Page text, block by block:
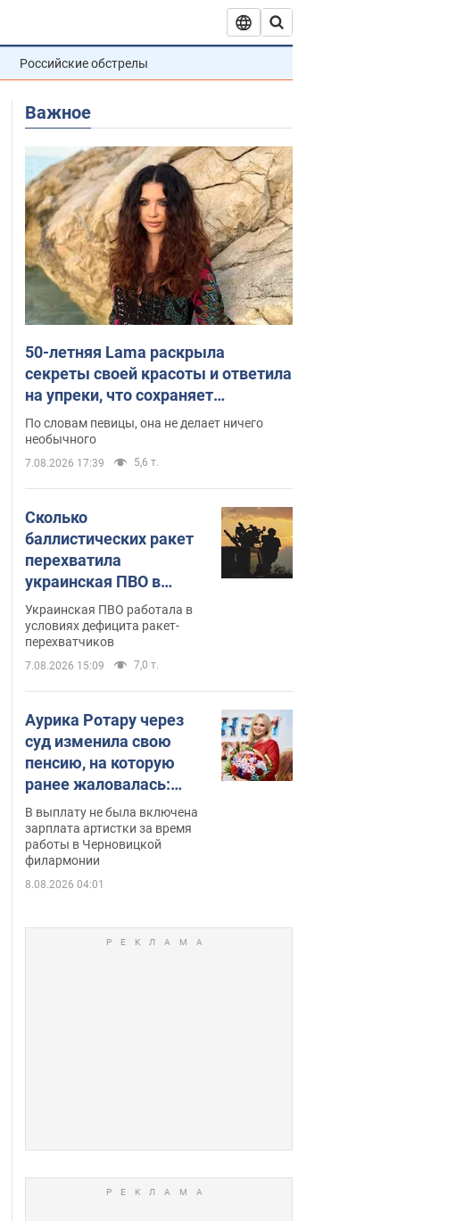
Российские обстрелы
Важное
50-летняя Lama раскрыла
секреты своей красоты и ответила
на упреки, что сохраняет
молодость, ведь у нее нет детей
По словам певицы, она не делает ничего
необычного
7.08.2026 17:39 5,6 т.
Сколько
баллистических ракет
перехватила
украинская ПВО в
июле: в Минобороны
назвали цифру
Украинская ПВО работала в
условиях дефицита ракет-
перехватчиков
7.08.2026 15:09 7,0 т.
Аурика Ротару через
суд изменила свою
пенсию, на которую
ранее жаловалась:
сколько получала
певица
В выплату не была включена
зарплата артистки за время
работы в Черновицкой
филармонии
8.08.2026 04:01